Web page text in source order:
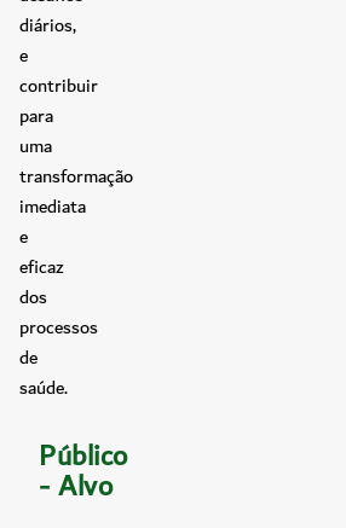
diários,
e
contribuir
para
uma
transformação
imediata
e
eficaz
dos
processos
de
saúde.
Público
- Alvo